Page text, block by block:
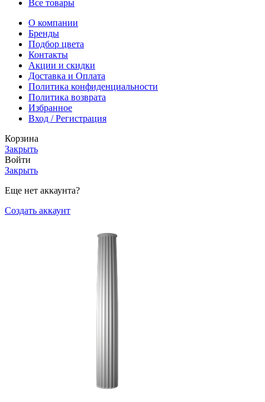
Все товары
О компании
Бренды
Подбор цвета
Контакты
Акции и скидки
Доставка и Оплата
Политика конфиденциальности
Политика возврата
Избранное
Вход / Регистрация
Корзина
Закрыть
Войти
Закрыть
Еще нет аккаунта?
Создать аккаунт